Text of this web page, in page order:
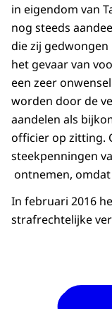
in eigendom van
nog steeds
die zij
het gevaar van
een zeer
worden door de
aandelen als
officier op zitting.
steekpenningen
ontnemen,
In februari 2016
strafrechtelijke